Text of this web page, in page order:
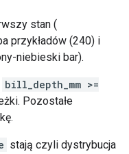
stan (
przykładów (240) i
niebieski bar).
bill_depth_mm >=
Pozostałe
stają czyli dystrybucja